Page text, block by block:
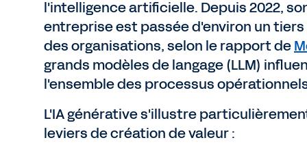
l'intelligence artificielle. Depuis 2022,
entreprise est passée d'environ un tiers
des organisations, selon le rapport de
grands modèles de langage (LLM)
l'ensemble des processus
L'IA générative s'illustre
leviers de création de valeur :